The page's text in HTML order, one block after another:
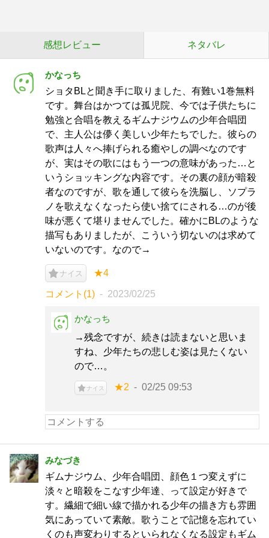
感想レビュー ネタバレ
かなっち
ショタBLと聞き手に取りました、有難い1巻無料
です。舞台はかつては孤児院、今では子供たちに
勉強と合唱を教えるギムナジウムの少年合唱団
で、主人公は儚く美しい少年たちでした。彼らの
歌声は人々へ捧げられる癒やしの調べなのです
が、実はその歌にはもう一つの意味があった…と
いうショッキングな内容です。その裏の顔が暗殺
者なのですが、歌を通して彼らを洗脳し、ソプラ
ノを歌えなくなったら使い捨てにされる…のが後
味が悪くて堪りませんでした。確かにBLのような
描写もありましたが、こういう切ないのは求めて
いないのです。なので→
ナイス ★4
コメント(1) 2023/02/25
かなっち
→残念ですが、続きは読まないと思いま
すね、少年たちの悲しむ姿は見たくない
ので…。
ナイス ★2 02/25 09:53
みなづき
ギムナジウム、少年合唱団、顔色１つ変えずに
淡々と暗殺をこなす少年達、って設定が好きで
す。繊細で細い線で描かれる少年の描き方も雰囲
気にあっていて素敵。歌うことで記憶を忘れてい
くのも声変わりするといられなくなる設定もギム